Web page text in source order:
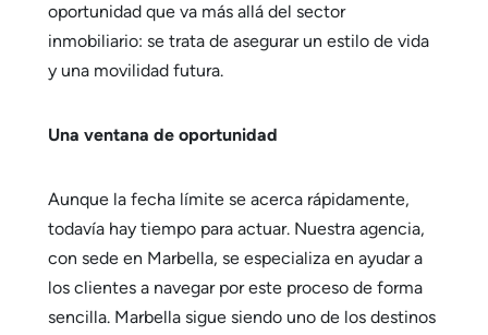
oportunidad que va más allá del sector
inmobiliario: se trata de asegurar un estilo de vida
y una movilidad futura.
Una ventana de oportunidad
Aunque la fecha límite se acerca rápidamente,
todavía hay tiempo para actuar. Nuestra agencia,
con sede en Marbella, se especializa en ayudar a
los clientes a navegar por este proceso de forma
sencilla. Marbella sigue siendo uno de los destinos